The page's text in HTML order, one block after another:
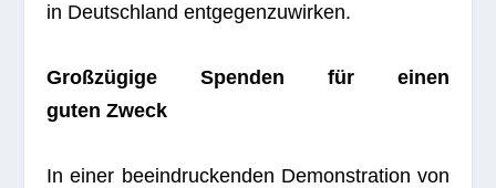
in Deutsch­land entgegenzuwirken.
Groß­zü­gige Spen­den für einen
guten Zweck
In einer beein­dru­cken­den Demons­tra­tion von